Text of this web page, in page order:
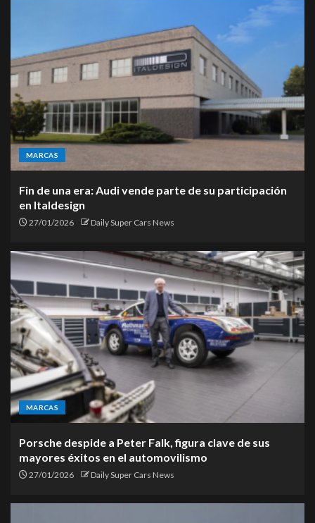
MARCAS
Fin de una era: Audi vende parte de su participación
en Italdesign
27/01/2026 Daily Super Cars News
MARCAS
Porsche despide a Peter Falk, figura clave de sus
mayores éxitos en el automovilismo
27/01/2026 Daily Super Cars News